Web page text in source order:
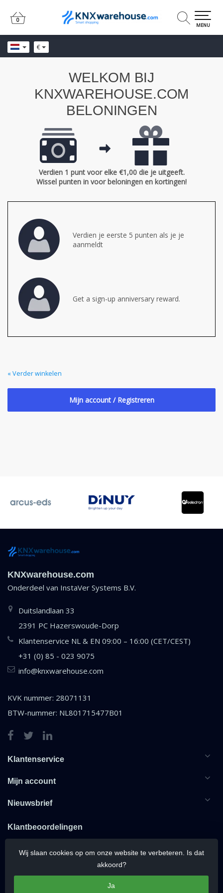
€
0
0
MENU
WELKOM BIJ
KNXWAREHOUSE.COM
BELONINGEN
Verdien 1 punt voor elke €1,00 die je uitgeeft.
Wissel punten in voor beloningen en kortingen!
Verdien je eerste 5 punten als je je
aanmeldt
Get a sign-up anniversary reward.
« Verder winkelen
Mijn account / Registreren
KNXwarehouse.com
Onderdeel van InstaVer Systems B.V.
Duitslandlaan 33
2391 PC Hazerswoude-Dorp
Klantenservice NL & EN 09:00 – 16:00 (CET/CEST)
+31 (0) 85 - 023 9075
info@knxwarehouse.com
KVK nummer: 28071131
BTW-nummer: NL801715477B01
Klantenservice
Mijn account
Nieuwsbrief
Klantbeoordelingen
Wij slaan cookies op om onze website te verbeteren. Is dat
akkoord?
Ja